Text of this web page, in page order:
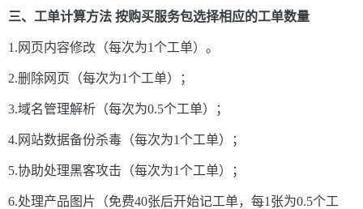
三、工单计算方法 按购买服务包选择相应的工单数量
1.网页内容修改（每次为1个工单）。
2.删除网页（每次为1个工单）；
3.域名管理解析（每次为0.5个工单）；
4.网站数据备份杀毒（每次为1个工单）；
5.协助处理黑客攻击（每次为1个工单）；
6.处理产品图片（免费40张后开始记工单，每1张为0.5个工